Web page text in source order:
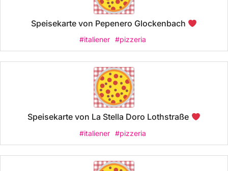
Speisekarte von Pepenero Glockenbach
#italiener #pizzeria
Speisekarte von La Stella Doro Lothstraße
#italiener #pizzeria